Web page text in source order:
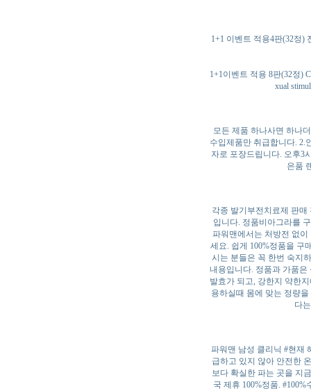
1+1 이벤트 적용4판(32정)
1+1이벤트 적용 8판(32정)
xual
모든 제품 하나사면 하나
수입제품만 취급합니다. 2.
자로 포장드립니다. 오후3
은품
각종 발기부전치료제 판
입니다. 정품비아그라를
파워맨에서는 처방전 없
세요. 쉽게 100%정품을 구
시는 분들은 꼭 한번 숙지
내용입니다. 정품과 가품
발효가 되고, 강한지 약한
용하실때 몸에 맞는 정량
다
파워맨 남성 클리닉 #현재
급하고 있지 않아 안전한
보다 확실한 파는 곳을 지
국 제휴 100%정품.